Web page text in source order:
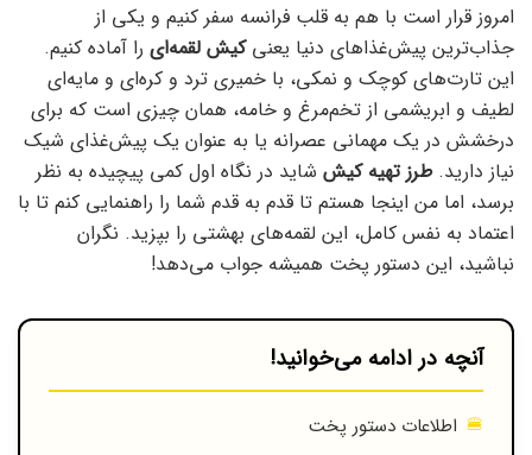
امروز قرار است با هم به قلب فرانسه سفر کنیم و یکی از
جذاب‌ترین پیش‌غذاهای دنیا یعنیکیش لقمه‌ای را آماده کنیم.
این تارت‌های کوچک و نمکی، با خمیری ترد و کره‌ای و مایه‌ای
لطیف و ابریشمی از تخم‌مرغ و خامه، همان چیزی است که برای
درخشش در یک مهمانی عصرانه یا به عنوان یک پیش‌غذای شیک
نیاز دارید.طرز تهیه کیش شاید در نگاه اول کمی پیچیده به نظر
برسد، اما من اینجا هستم تا قدم به قدم شما را راهنمایی کنم تا با
اعتماد به نفس کامل، این لقمه‌های بهشتی را بپزید. نگران
نباشید، این دستور پخت همیشه جواب می‌دهد!
آنچه در ادامه می‌خوانید!
اطلاعات دستور پخت